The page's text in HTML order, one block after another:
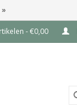
- €0,00
»